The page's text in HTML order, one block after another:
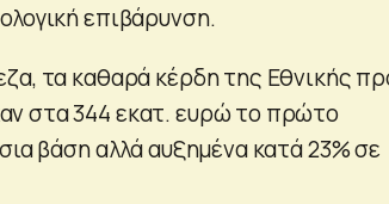
επιβάρυνση.
τα καθαρά κέρδη της Εθνικής
στα 344 εκατ. ευρώ το πρώτο
βάση αλλά αυξημένα κατά 23% σε